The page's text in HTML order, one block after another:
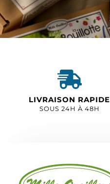
LIVRAISON RAPIDE
SOUS 24H À 48H